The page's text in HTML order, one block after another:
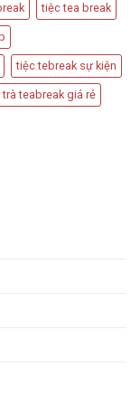
tiệc tea break
tiệc tebreak sự kiện
teabreak giá rẻ